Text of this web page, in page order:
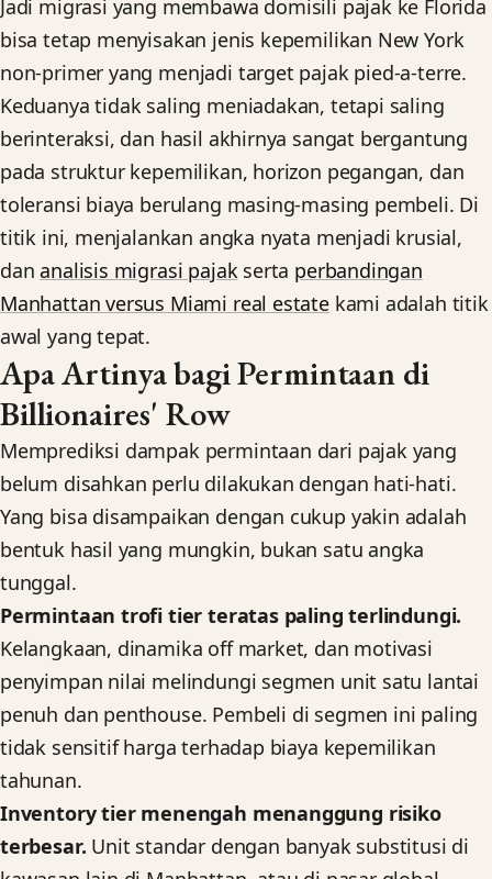
Jadi migrasi yang membawa domisili pajak ke Florida
bisa tetap menyisakan jenis kepemilikan New York
non-primer yang menjadi target pajak pied-a-terre.
Keduanya tidak saling meniadakan, tetapi saling
berinteraksi, dan hasil akhirnya sangat bergantung
pada struktur kepemilikan, horizon pegangan, dan
toleransi biaya berulang masing-masing pembeli. Di
titik ini, menjalankan angka nyata menjadi krusial,
dananalisis migrasi pajakserta perbandingan
Manhattan versus Miami real estatekami adalah titik
awal yang tepat.
Apa Artinya bagi Permintaan di
Billionaires' Row
Memprediksi dampak permintaan dari pajak yang
belum disahkan perlu dilakukan dengan hati-hati.
Yang bisa disampaikan dengan cukup yakin adalah
bentuk hasil yang mungkin, bukan satu angka
tunggal.
Permintaan trofi tier teratas paling terlindungi.
Kelangkaan, dinamika off market, dan motivasi
penyimpan nilai melindungi segmen unit satu lantai
penuh dan penthouse. Pembeli di segmen ini paling
tidak sensitif harga terhadap biaya kepemilikan
tahunan.
Inventory tier menengah menanggung risiko
terbesar. Unit standar dengan banyak substitusi di